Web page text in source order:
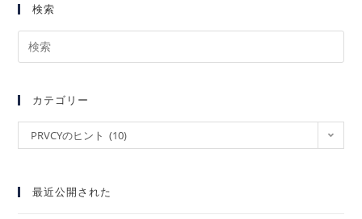
検索
カテゴリー
PRVCYのヒント (10)
最近公開された